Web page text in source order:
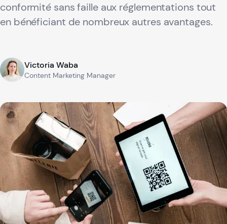
conformité sans faille aux réglementations tout
en bénéficiant de nombreux autres avantages.
Victoria Waba
Content Marketing Manager